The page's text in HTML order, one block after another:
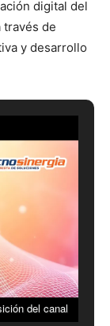
digital del
través de
y desarrollo
del canal